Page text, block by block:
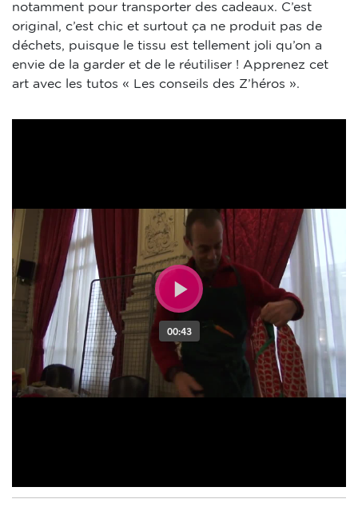
notamment pour transporter des cadeaux. C’est
original, c’est chic et surtout ça ne produit pas de
déchets, puisque le tissu est tellement joli qu’on a
envie de la garder et de le réutiliser ! Apprenez cet
art avec les tutos « Les conseils des Z’héros ».